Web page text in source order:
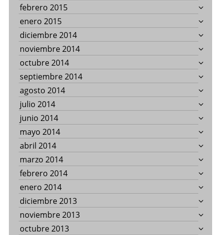
febrero 2015
enero 2015
diciembre 2014
noviembre 2014
octubre 2014
septiembre 2014
agosto 2014
julio 2014
junio 2014
mayo 2014
abril 2014
marzo 2014
febrero 2014
enero 2014
diciembre 2013
noviembre 2013
octubre 2013